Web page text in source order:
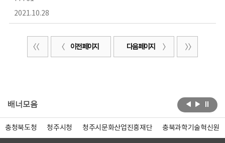
2021.10.28
이전 페이지 다음 페이지
배너모음
충청북도청 청주시청 청주시문화산업진흥재단 충북과학기술혁신원